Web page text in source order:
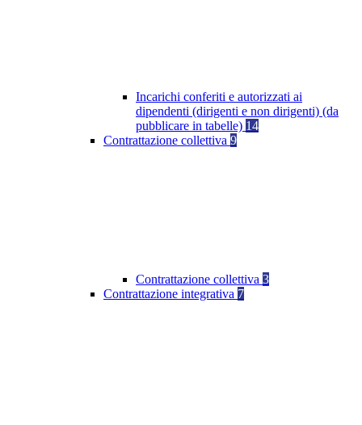
Incarichi conferiti e autorizzati ai
dipendenti (dirigenti e non dirigenti) (da
pubblicare in tabelle) 14
Contrattazione collettiva 9
Contrattazione collettiva 3
Contrattazione integrativa 7